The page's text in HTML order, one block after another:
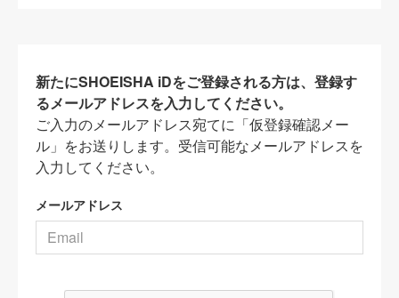
新たにSHOEISHA iDをご登録される方は、登録す
るメールアドレスを入力してください。
ご入力のメールアドレス宛てに「仮登録確認メー
ル」をお送りします。受信可能なメールアドレスを
入力してください。
メールアドレス